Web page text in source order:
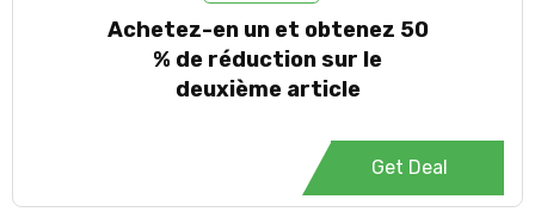
Achetez-en un et obtenez 50
% de réduction sur le
deuxième article
Get Deal